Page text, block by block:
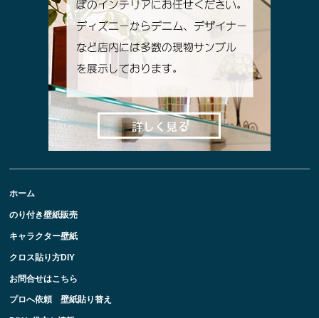
ホーム
のり付き壁紙販売
キャラクター壁紙
クロス貼り方DIY
お問合せはこちら
プロへ依頼 壁紙貼り替え